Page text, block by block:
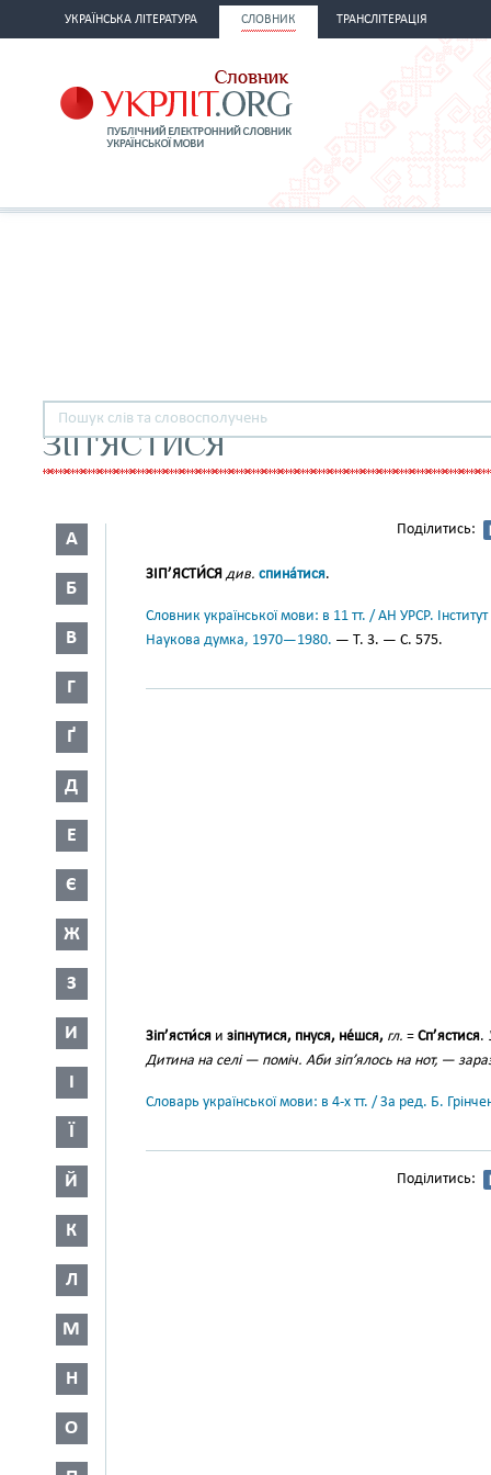
УКРАЇНСЬКА ЛІТЕРАТУРА СЛОВНИК ТРАНСЛІТЕРАЦІЯ
ЗІП'ЯСТИСЯ
А
Б
В
Г
Ґ
Д
Е
Є
Ж
З
И
І
Ї
Й
К
Л
М
Н
О
Поділитись:
ЗІП’ЯСТИ́СЯ див. спина́тися.
Словник української мови: в 11 тт. / АН УРСР.
Наукова думка, 1970—1980. — Т. 3. — С. 575.
Зіп’ясти́ся и зіпнутися, пнуся, не́шся, гл. = Сп’ястися.
Дитина на селі — поміч. Аби зіп’ялось на нот, —
Словарь української мови: в 4-х тт. / За ред. Б.
Поділитись: